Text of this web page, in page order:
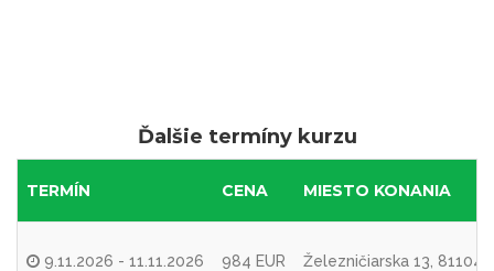
Ďalšie termíny kurzu
TERMÍN CENA MIESTO KONANIA
9.11.2026 - 11.11.2026 984 EUR Železničiarska 13, 81104